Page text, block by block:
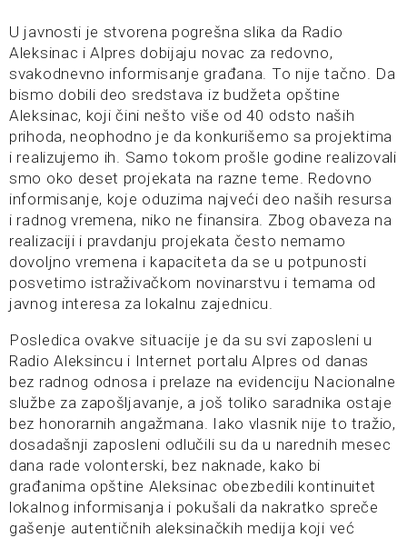
U javnosti je stvorena pogrešna slika da Radio
Aleksinac i Alpres dobijaju novac za redovno,
svakodnevno informisanje građana. To nije tačno. Da
bismo dobili deo sredstava iz budžeta opštine
Aleksinac, koji čini nešto više od 40 odsto naših
prihoda, neophodno je da konkurišemo sa projektima
i realizujemo ih. Samo tokom prošle godine realizovali
smo oko deset projekata na razne teme. Redovno
informisanje, koje oduzima najveći deo naših resursa
i radnog vremena, niko ne finansira. Zbog obaveza na
realizaciji i pravdanju projekata često nemamo
dovoljno vremena i kapaciteta da se u potpunosti
posvetimo istraživačkom novinarstvu i temama od
javnog interesa za lokalnu zajednicu.
Posledica ovakve situacije je da su svi zaposleni u
Radio Aleksincu i Internet portalu Alpres od danas
bez radnog odnosa i prelaze na evidenciju Nacionalne
službe za zapošljavanje, a još toliko saradnika ostaje
bez honorarnih angažmana. Iako vlasnik nije to tražio,
dosadašnji zaposleni odlučili su da u narednih mesec
dana rade volonterski, bez naknade, kako bi
građanima opštine Aleksinac obezbedili kontinuitet
lokalnog informisanja i pokušali da nakratko spreče
gašenje autentičnih aleksinačkih medija koji već